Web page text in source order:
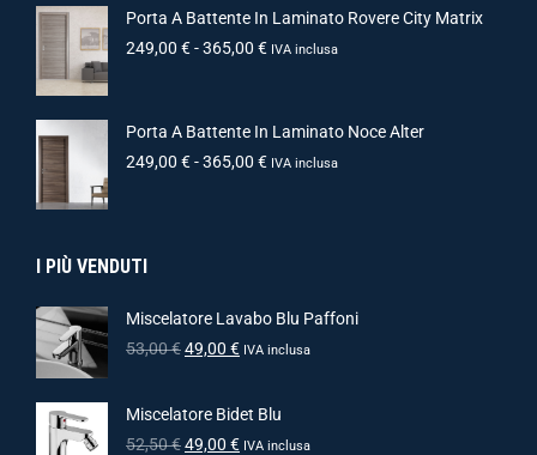
Porta A Battente In Laminato Rovere City Matrix
249,00 €-365,00 € IVA inclusa
Porta A Battente In Laminato Noce Alter
249,00 €-365,00 € IVA inclusa
I PIÙ VENDUTI
Miscelatore Lavabo Blu Paffoni
53,00€49,00 € IVA inclusa
Miscelatore Bidet Blu
52,50€49,00 € IVA inclusa